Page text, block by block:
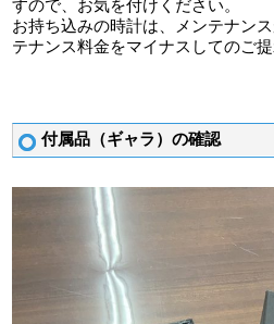
すので、お気を付けください。
お持ち込みの時計は、メンテナン
テナンス料金をマイナスしてのご提
付属品（ギャラ）の確認